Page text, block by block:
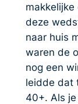
deze
naar huis
waren de
nog een
leidde dat
40+. Als